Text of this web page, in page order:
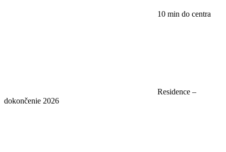
10 min do centra
Residence –
dokončenie 2026